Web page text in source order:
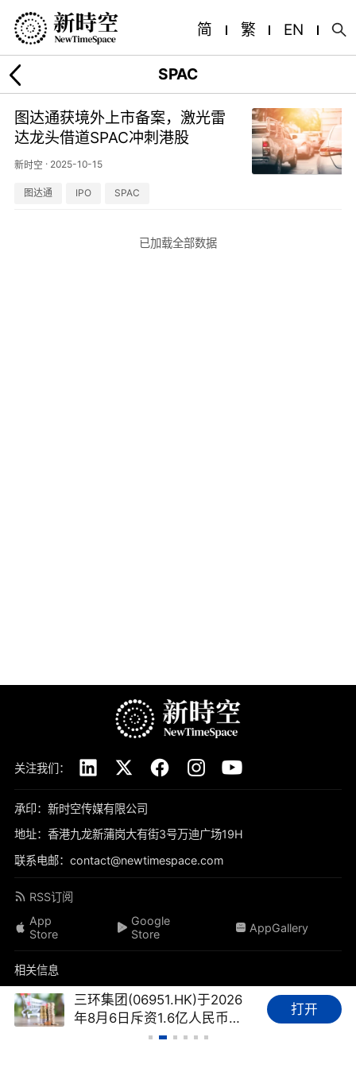
简 繁 EN
SPAC
图达通获境外上市备案，激光雷
达龙头借道SPAC冲刺港股
新时空 · 2025-10-15
图达通 IPO SPAC
已加载全部数据
关注我们：
承印：新时空传媒有限公司
地址：香港九龙新蒲岗大有街3号万迪广场19H
联系电邮：contact@newtimespace.com
RSS订阅
App
Store
Google
Store
AppGallery
相关信息
关于我们
免责声明 隐私政策 联系我们
加入我们
品牌素材
我要投稿 标签库 友情链接 财经FAQ
三环集团(06951.HK)于2026
年8月6日斥资1.6亿人民币元
回购128.94万股
打开